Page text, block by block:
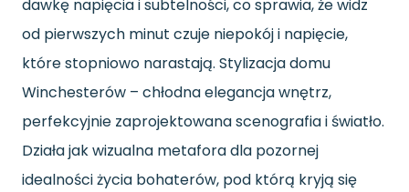
dawkę napięcia i subtelności, co sprawia, że widz
od pierwszych minut czuje niepokój i napięcie,
które stopniowo narastają. Stylizacja domu
Winchesterów – chłodna elegancja wnętrz,
perfekcyjnie zaprojektowana scenografia i światło.
Działa jak wizualna metafora dla pozornej
idealności życia bohaterów, pod którą kryją się